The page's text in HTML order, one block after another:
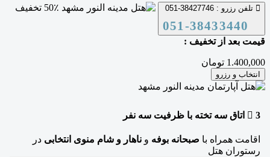
38427746-051
051-38433440
50٪ تخفیف
قیمت بعد از تخفیف :
1.400,000 تومان
انتخاب و رزرو
3 اتاق سه تخته با ظرفیت سه نفر
اقامت همراه با صبحانه بوفه و ناهار و شام منوی انتخابی در
رستوران هتل